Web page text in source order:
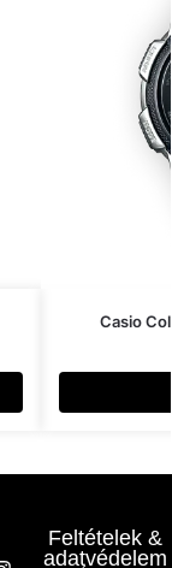
Casio
Feltételek &
adatvédelem